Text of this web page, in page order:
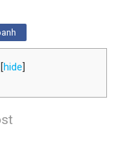
[hide